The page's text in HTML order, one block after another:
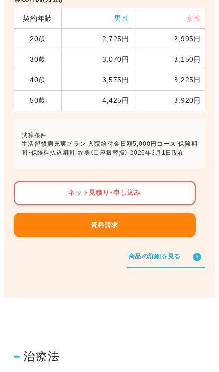
契約年齢 男性 女性
20歳 2,725円 2,995円
30歳 3,070円 3,150円
40歳 3,575円 3,225円
50歳 4,425円 3,920円
試算条件
生活習慣病充実プラン 入院給付金日額5,000円コース 保険期
間・保険料払込期間：終身（口座振替扱） 2026年3月1日現在
ネット見積り・申し込み
資料請求
商品の詳細を見る
治療法